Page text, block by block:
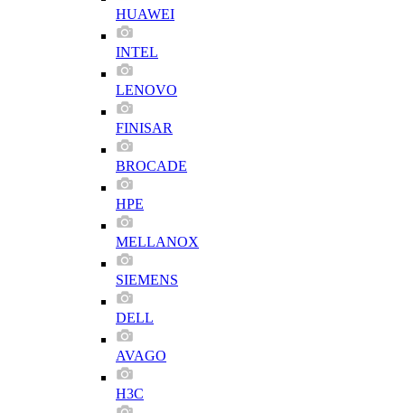
HUAWEI
INTEL
LENOVO
FINISAR
BROCADE
HPE
MELLANOX
SIEMENS
DELL
AVAGO
H3C